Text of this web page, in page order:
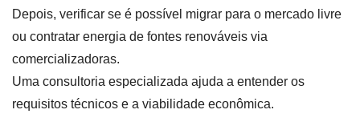
Depois, verificar se é possível migrar para o mercado livre
ou contratar energia de fontes renováveis via
comercializadoras.
Uma consultoria especializada ajuda a entender os
requisitos técnicos e a viabilidade econômica.